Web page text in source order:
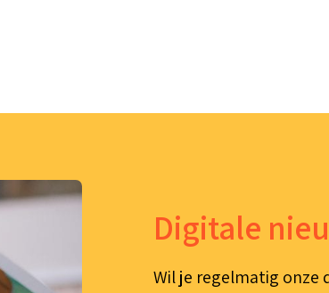
Digitale
Wil je regelmatig onze